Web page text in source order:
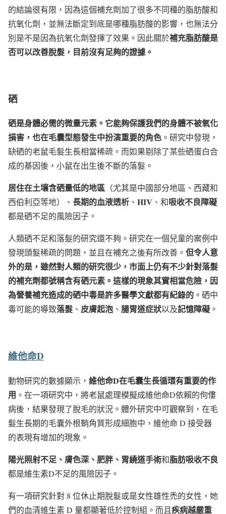
的結論很有限，因為這個補充劑加了很多不同種的脂肪酸和
抗氧化劑，並無法斷定到底是哪種脂肪酸的影響，也無法分
別是不是因為抗氧化劑發揮了效果。因此關於補充脂肪酸是
否可以改善脫髮，目前沒有足夠的證據。
硒
硒是身體必需的微量元素。它能夠保護我們的身體不被氧化
損害，也在毛囊型態發生中扮演重要的角色 。研究中發現，
缺硒的老鼠毛髮生長相當稀疏。而如果剔除了某些硒蛋白合
成的基因後，小鼠在出生後不斷的落髮。
居住在土壤含硒量低的地區 （尤其是中國部分地區、西藏和
西伯利亞等地）、 長期的血液透析 、 HIV 、和吸收不良障礙
都是硒不足的風險因子。
人類硒不足和落髮的研究還不夠。研究在一個兒童的案例中
發現頭髮稀疏的問題，並且在補充之後有所改善。 但令人意
外的是，雖然對人類的研究很少，市面上仍有不少針對落髮
的補充劑都號稱含有硒元素。這樣的現象其實相當危險，因
為營養補充造成的硒中毒是許多醫學文獻都有紀錄的 。硒中
毒可能的導致落髮 、 皮膚起泡 、 腸胃道症狀以及記憶障礙 。
維他命D
動物研究的數據顯示， 維他命D在毛囊生長循環有重要的作
用 。在一項研究中，將老鼠處理模擬成維他命D依賴的佝僂
病後，結果發現了脫毛的狀況。體外研究中可觀察到，在毛
髮生長期的毛囊外根鞘角質形成細胞中，維他命 D 接受器
的表現有增加的現象。
陽光照射不足、膚色深、肥胖、胃繞道手術和脂肪吸收不良
都是維生素D不足的風險因子。
有一項研究針對 8 位休止期脫髮或是女性雄性禿的女性，她
們的血清維生素 D 量都顯著低於控制組。而且疾病越嚴重